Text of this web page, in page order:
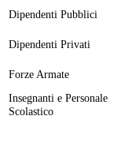
Dipendenti Pubblici
Dipendenti Privati
Forze Armate
Insegnanti e Personale
Scolastico